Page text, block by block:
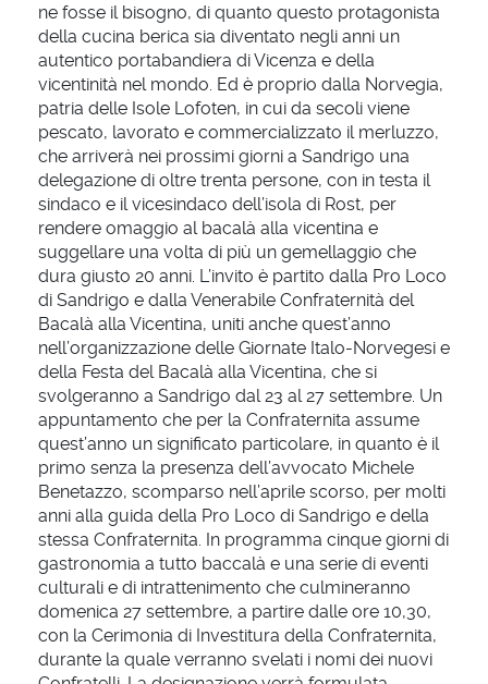
ne fosse il bisogno, di quanto questo protagonista
della cucina berica sia diventato negli anni un
autentico portabandiera di Vicenza e della
vicentinità nel mondo. Ed è proprio dalla Norvegia,
patria delle Isole Lofoten, in cui da secoli viene
pescato, lavorato e commercializzato il merluzzo,
che arriverà nei prossimi giorni a Sandrigo una
delegazione di oltre trenta persone, con in testa il
sindaco e il vicesindaco dell’isola di Rost, per
rendere omaggio al bacalà alla vicentina e
suggellare una volta di più un gemellaggio che
dura giusto 20 anni. L’invito è partito dalla Pro Loco
di Sandrigo e dalla Venerabile Confraternità del
Bacalà alla Vicentina, uniti anche quest’anno
nell’organizzazione delle Giornate Italo-Norvegesi e
della Festa del Bacalà alla Vicentina, che si
svolgeranno a Sandrigo dal 23 al 27 settembre. Un
appuntamento che per la Confraternita assume
quest’anno un significato particolare, in quanto è il
primo senza la presenza dell’avvocato Michele
Benetazzo, scomparso nell’aprile scorso, per molti
anni alla guida della Pro Loco di Sandrigo e della
stessa Confraternita. In programma cinque giorni di
gastronomia a tutto baccalà e una serie di eventi
culturali e di intrattenimento che culmineranno
domenica 27 settembre, a partire dalle ore 10,30,
con la Cerimonia di Investitura della Confraternita,
durante la quale verranno svelati i nomi dei nuovi